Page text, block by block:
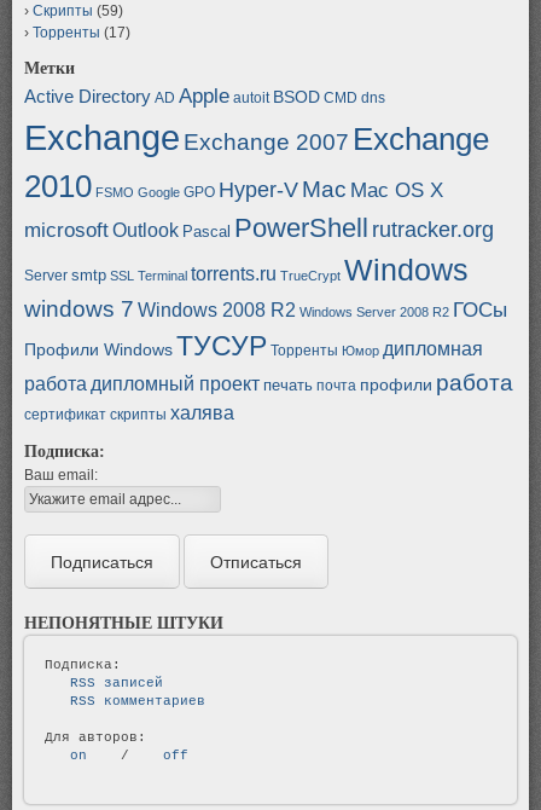
Скрипты (59)
Торренты (17)
Метки
Active Directory AD Apple autoit BSOD CMD dns
Exchange Exchange 2007 Exchange
2010 FSMO Google GPO Hyper-V Mac Mac OS X
microsoftOutlook Pascal PowerShell rutracker.org
Server smtp SSL Terminal torrents.ru TrueCrypt Windows
windows 7 Windows 2008 R2 Windows Server 2008 R2 ГОСы
Профили WindowsТУСУР Торренты Юмор дипломная
работа дипломный проект печать почта профили работа
сертификат скрипты халява
Подписка:
Ваш email:
НЕПОНЯТНЫЕ ШТУКИ
   RSS записей
   RSS комментариев
   on
/
   off